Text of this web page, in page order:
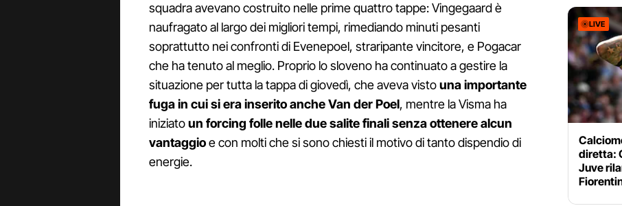
squadra avevano costruito nelle prime quattro tappe: Vingegaard è
naufragato al largo dei migliori tempi, rimediando minuti pesanti
soprattutto nei confronti di Evenepoel, straripante vincitore, e Pogacar
che ha tenuto al meglio. Proprio lo sloveno ha continuato a gestire la
situazione per tutta la tappa di giovedì, che aveva vistouna importante
fuga in cui si era inserito anche Van der Poel, mentre la Visma ha
iniziatoun forcing folle nelle due salite finali senza ottenere alcun
vantaggioe con molti che si sono chiesti il motivo di tanto dispendio di
energie.
LIVE
diretta:
Juve